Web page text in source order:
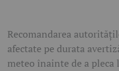
Recomandarea
afectate pe durata
meteo înainte de a pleca